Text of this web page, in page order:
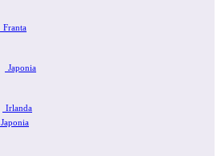
Franta
Japonia
Irlanda
Japonia